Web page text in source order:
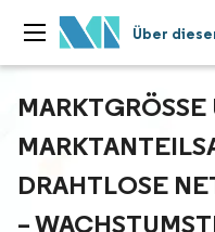
Über
MARKTGRÖSSE
RAHTLOSE